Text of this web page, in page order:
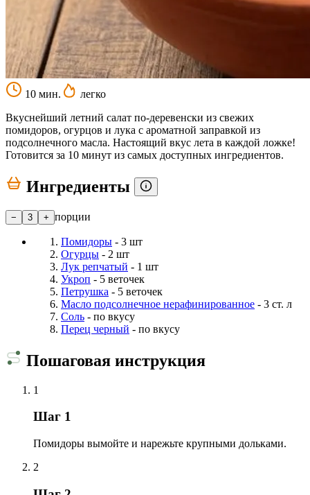
10 мин.
легко
Вкуснейший летний салат по-деревенски из свежих
помидоров, огурцов и лука с ароматной заправкой из
подсолнечного масла. Настоящий вкус лета в каждой ложке!
Готовится за 10 минут из самых доступных ингредиентов.
Ингредиенты
− 3 + порции
Помидоры - 3 шт
Огурцы - 2 шт
Лук репчатый - 1 шт
Укроп - 5 веточек
Петрушка - 5 веточек
Масло подсолнечное нерафинированное - 3 ст. л
Соль - по вкусу
Перец черный - по вкусу
Пошаговая инструкция
1
Шаг 1
Помидоры вымойте и нарежьте крупными дольками.
2